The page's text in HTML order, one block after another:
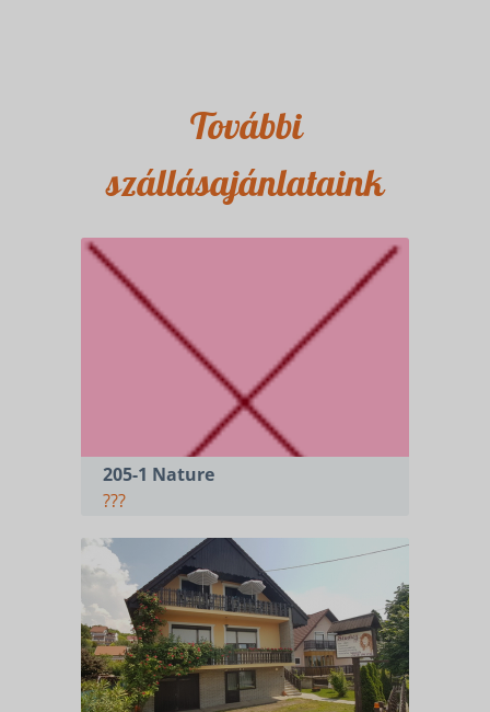
További
szállásajánlataink
205-1 Nature
???